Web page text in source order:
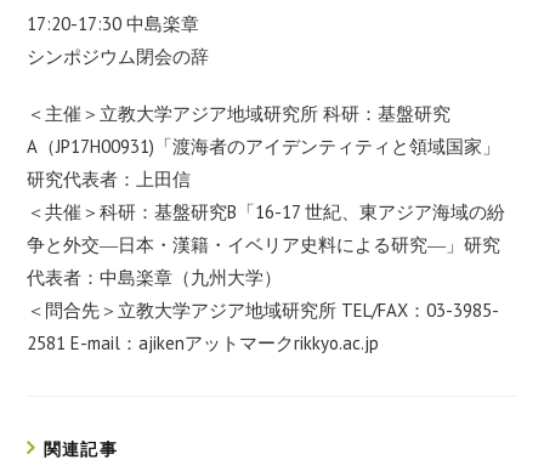
17:20-17:30 中島楽章
シンポジウム閉会の辞
＜主催＞立教大学アジア地域研究所 科研：基盤研究
A（JP17H00931)「渡海者のアイデンティティと領域国家」
研究代表者：上田信
＜共催＞科研：基盤研究B「16-17 世紀、東アジア海域の紛
争と外交―日本・漢籍・イベリア史料による研究―」研究
代表者：中島楽章（九州大学）
＜問合先＞立教大学アジア地域研究所 TEL/FAX：03-3985-
2581 E-mail：ajikenアットマークrikkyo.ac.jp
関連記事